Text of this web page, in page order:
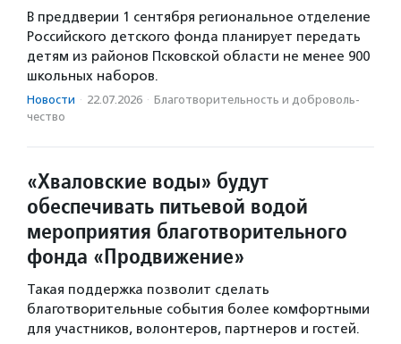
В преддверии 1 сентября региональное отделение
Российского детского фонда планирует передать
детям из районов Псковской области не менее 900
школьных наборов.
Новости · 22.07.2026 · Благотвори­тель­ность и доброволь­
чест­во
«Хваловские воды» будут
обеспечивать питьевой водой
мероприятия благотворительного
фонда «Продвижение»
Такая поддержка позволит сделать
благотворительные события более комфортными
для участников, волонтеров, партнеров и гостей.